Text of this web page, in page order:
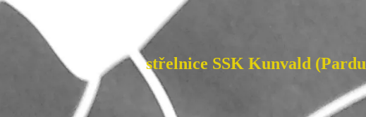
střelnice SSK Kunvald